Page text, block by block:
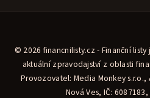
© 2026 financnilisty.cz - Finanční
aktuální zpravodajství z oblasti
Provozovatel: Media Monkey s.r.o.,
Nová Ves, IČ: